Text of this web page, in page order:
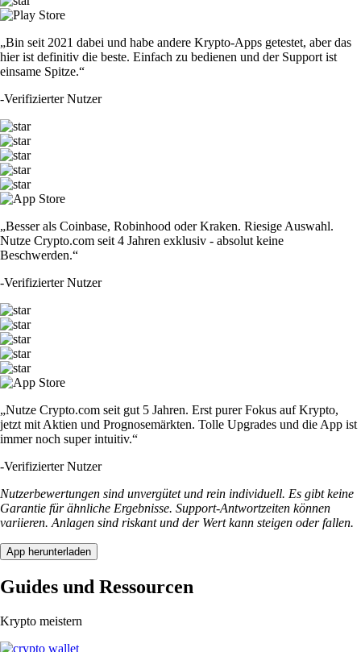
„Bin seit 2021 dabei und habe andere Krypto-Apps getestet, aber das
hier ist definitiv die beste. Einfach zu bedienen und der Support ist
einsame Spitze.“
-Verifizierter Nutzer
„Besser als Coinbase, Robinhood oder Kraken. Riesige Auswahl.
Nutze Crypto.com seit 4 Jahren exklusiv - absolut keine
Beschwerden.“
-Verifizierter Nutzer
„Nutze Crypto.com seit gut 5 Jahren. Erst purer Fokus auf Krypto,
jetzt mit Aktien und Prognosemärkten. Tolle Upgrades und die App ist
immer noch super intuitiv.“
-Verifizierter Nutzer
Nutzerbewertungen sind unvergütet und rein individuell. Es gibt keine
Garantie für ähnliche Ergebnisse. Support-Antwortzeiten können
variieren. Anlagen sind riskant und der Wert kann steigen oder fallen.
App herunterladen
Guides und Ressourcen
Krypto meistern